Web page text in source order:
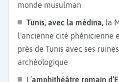
exceptionnelle.
villes et du bord de mer.
accueille avec le Musée
Bardo, laMosquée Zitouna
monde musulman
Tunis, avec la médina, la
l'ancienne cité phénicienne
près de Tunis avec ses
archéologique
L’amphithéâtre romain